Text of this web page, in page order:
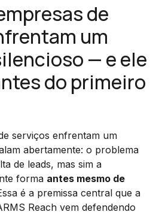
de
um
— e ele
do primeiro
serviços enfrentam um
abertamente: o problema
de leads, mas sim a
forma antes mesmo de
é a premissa central que a
Reach vem defendendo